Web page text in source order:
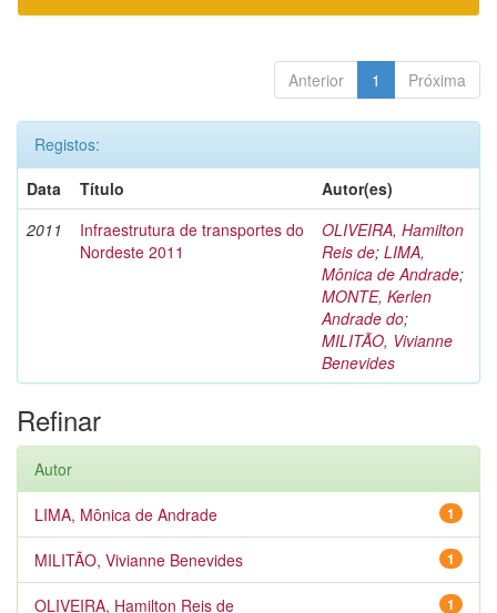
Anterior 1 Próxima
Registos:
Data
Título
Autor(es)
2011
Infraestrutura de transportes do
Nordeste 2011
OLIVEIRA, Hamilton
Reis de; LIMA,
Mônica de Andrade;
MONTE, Kerlen
Andrade do;
MILITÃO, Vivianne
Benevides
Refinar
Autor
1
LIMA, Mônica de Andrade
1
MILITÃO, Vivianne Benevides
1
OLIVEIRA, Hamilton Reis de